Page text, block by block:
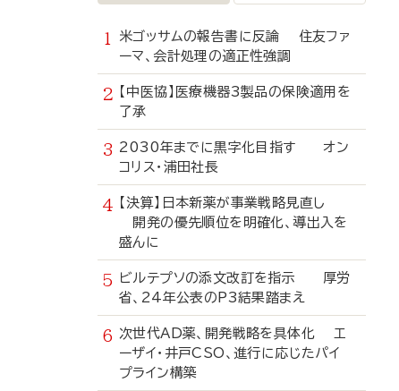
米ゴッサムの報告書に反論 住友ファ
ーマ、会計処理の適正性強調
【中医協】医療機器3製品の保険適用を
了承
2030年までに黒字化目指す オン
コリス・浦田社長
【決算】日本新薬が事業戦略見直し
開発の優先順位を明確化、導出入を
盛んに
ビルテプソの添文改訂を指示 厚労
省、24年公表のP3結果踏まえ
次世代AD薬、開発戦略を具体化 エ
ーザイ・井戸CSO、進行に応じたパイ
プライン構築